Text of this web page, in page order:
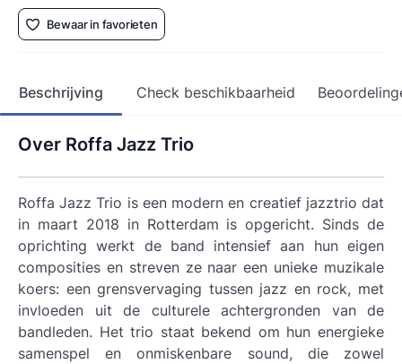
Bewaar in favorieten
Beschrijving Check beschikbaarheid
Over Roffa Jazz Trio
Roffa Jazz Trio is een modern en creatief jazztrio dat
in maart 2018 in Rotterdam is opgericht. Sinds de
oprichting werkt de band intensief aan hun eigen
composities en streven ze naar een unieke muzikale
koers: een grensvervaging tussen jazz en rock, met
invloeden uit de culturele achtergronden van de
bandleden. Het trio staat bekend om hun energieke
samenspel en onmiskenbare sound, die zowel